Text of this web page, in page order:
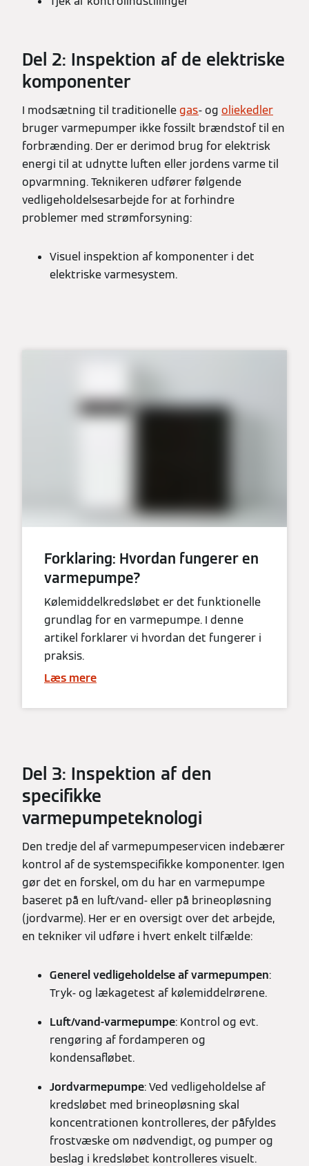
Del 2: Inspektion af de elektriske
komponenter
I modsætning til traditionellegas- og oliekedler
bruger varmepumper ikke fossilt brændstof til en
forbrænding. Der er derimod brug for elektrisk
energi til at udnytte luften eller jordens varme til
opvarmning. Teknikeren udfører følgende
vedligeholdelsesarbejde for at forhindre
problemer med strømforsyning:
Visuel inspektion af komponenter i det
elektriske varmesystem.
Forklaring: Hvordan fungerer en
varmepumpe?
Kølemiddelkredsløbet er det funktionelle
grundlag for en varmepumpe. I denne
artikel forklarer vi hvordan det fungerer i
praksis.
Læs mere
Del 3: Inspektion af den
specifikke
varmepumpeteknologi
Den tredje del af varmepumpeservicen indebærer
kontrol af de systemspecifikke komponenter. Igen
gør det en forskel, om du har en varmepumpe
baseret på en luft/vand- eller på brineopløsning
(jordvarme). Her er en oversigt over det arbejde,
en tekniker vil udføre i hvert enkelt tilfælde:
Generel vedligeholdelse af varmepumpen:
Tryk- og lækagetest af kølemiddelrørene.
Luft/vand-varmepumpe: Kontrol og evt.
rengøring af fordamperen og
kondensafløbet.
Jordvarmepumpe: Ved vedligeholdelse af
kredsløbet med brineopløsning skal
koncentrationen kontrolleres, der påfyldes
frostvæske om nødvendigt, og pumper og
beslag i kredsløbet kontrolleres visuelt.